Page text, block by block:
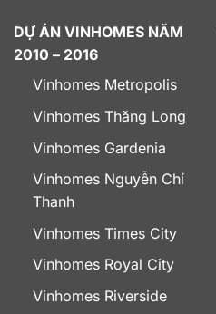
DỰ ÁN VINHOMES NĂM
2010 – 2016
Vinhomes Metropolis
Vinhomes Thăng Long
Vinhomes Gardenia
Vinhomes Nguyễn Chí
Thanh
Vinhomes Times City
Vinhomes Royal City
Vinhomes Riverside